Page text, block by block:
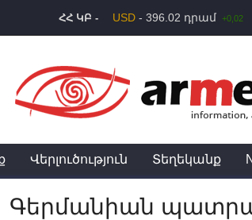
ՀՀ ԿԲ - USD - 396.02 դրամ +0,02
Վերլուծություն Տեղեկանք
Գերմանիան